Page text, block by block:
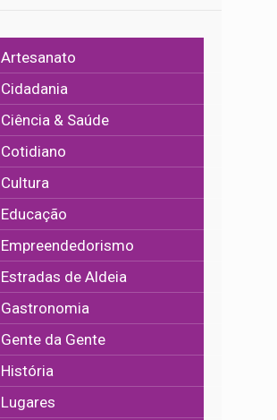
Artesanato
Cidadania
Ciência & Saúde
Cotidiano
Cultura
Educação
Empreendedorismo
Estradas de Aldeia
Gastronomia
Gente da Gente
História
Lugares